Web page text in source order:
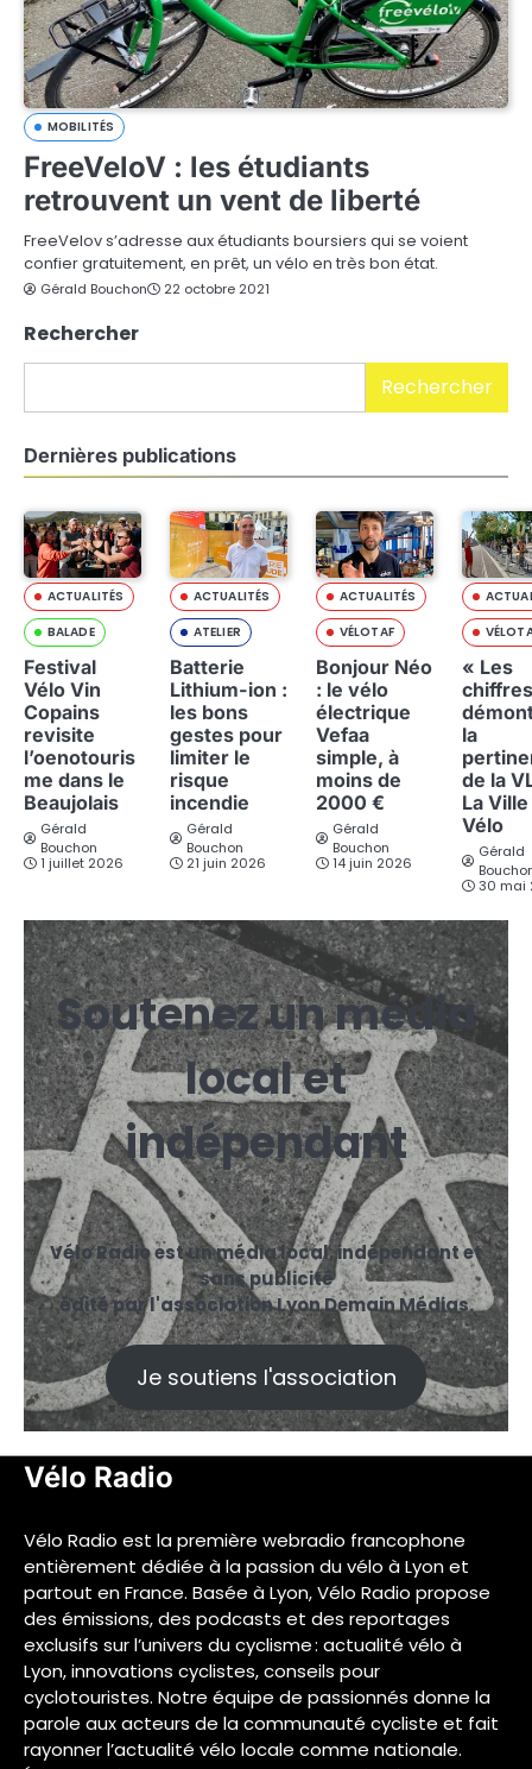
MOBILITÉS
FreeVeloV : les étudiants
retrouvent un vent de liberté
FreeVelov s’adresse aux étudiants boursiers qui se voient
confier gratuitement, en prêt, un vélo en très bon état.
Gérald Bouchon 22 octobre 2021
Rechercher
Rechercher
Dernières publications
ACTUALITÉS
BALADE
Festival
Vélo Vin
Copains
revisite
l’oenotouris
me dans le
Beaujolais
Gérald
Bouchon
1 juillet 2026
ACTUALITÉS
ATELIER
Batterie
Lithium-ion :
les bons
gestes pour
limiter le
risque
incendie
Gérald
Bouchon
21 juin 2026
ACTUALITÉS
VÉLOTAF
Bonjour Néo
: le vélo
électrique
Vefaa
simple, à
moins de
2000 €
Gérald
Bouchon
14 juin 2026
« Les
chiffres
la
de la
La Ville
Vélo
Gérald
30 mai
Soutenez un média
local et
indépendant
Vélo Radio est un média local, indépendant et
sans publicité
édité par l'association Lyon Demain Médias.
Je soutiens l'association
Vélo Radio
Vélo Radio est la première webradio francophone
entièrement dédiée à la passion du vélo à Lyon et
partout en France. Basée à Lyon, Vélo Radio propose
des émissions, des podcasts et des reportages
exclusifs sur l’univers du cyclisme : actualité vélo à
Lyon, innovations cyclistes, conseils pour
cyclotouristes. Notre équipe de passionnés donne la
parole aux acteurs de la communauté cycliste et fait
rayonner l’actualité vélo locale comme nationale.